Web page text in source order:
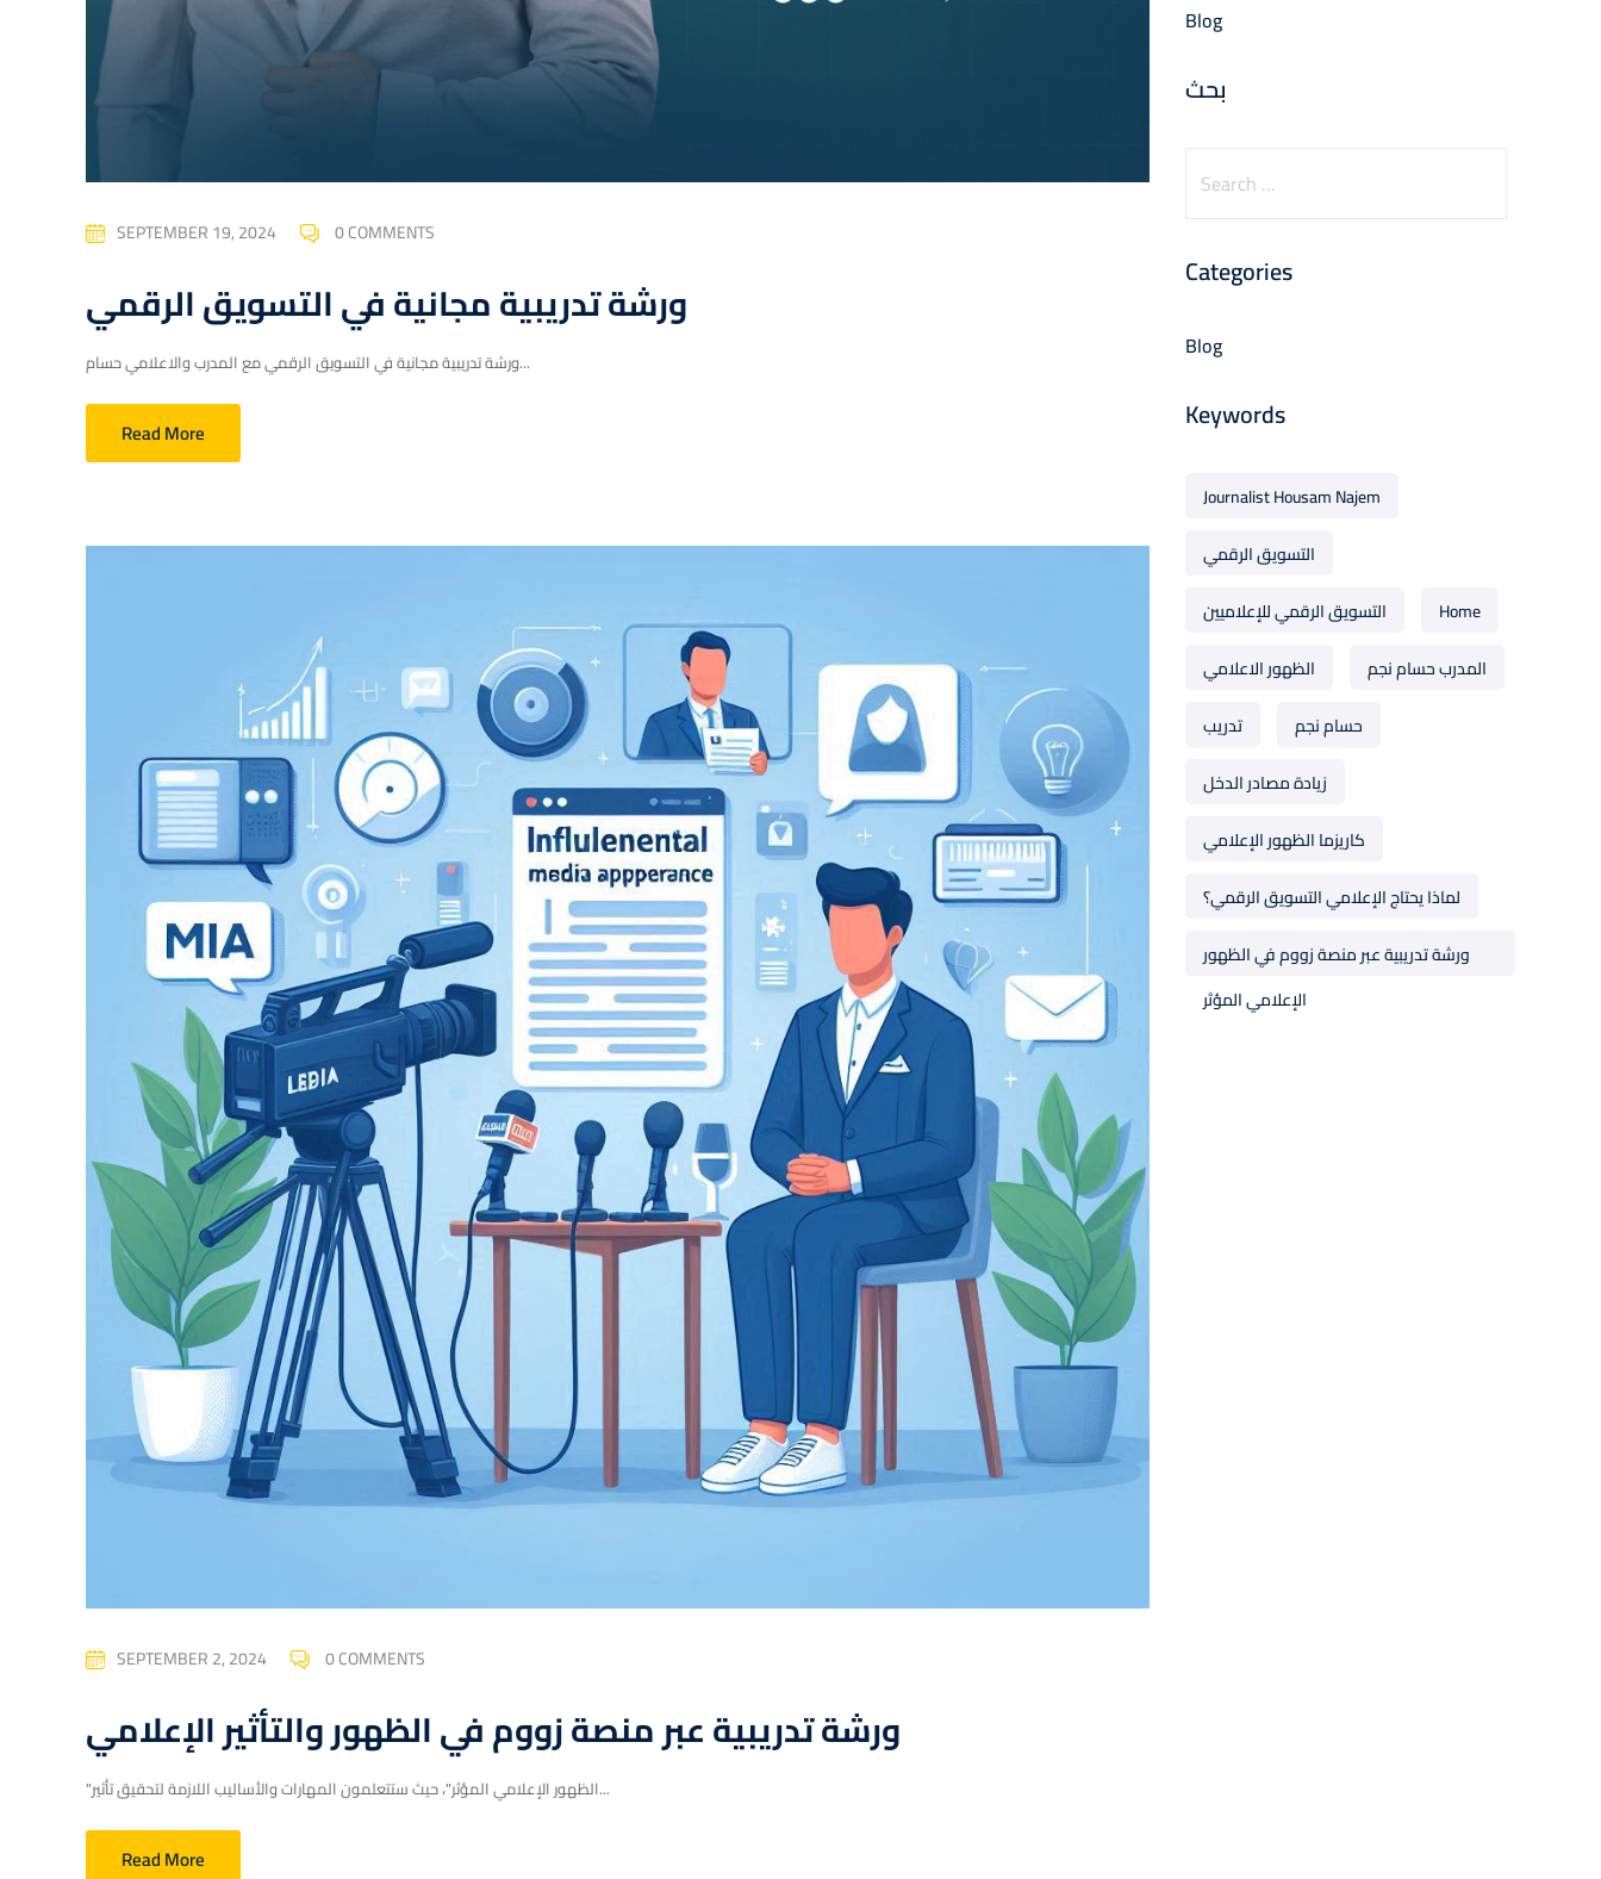
SEPTEMBER 19, 2024 0 COMMENTS
ورشة تدريبية مجانية في التسويق الرقمي
ورشة تدريبية مجانية في التسويق الرقمي مع المدرب والاعلامي حسام...
Read More
SEPTEMBER 2, 2024 0 COMMENTS
ورشة تدريبية عبر منصة زووم في الظهور والتأثير الإعلامي
"الظهور الإعلامي المؤثر"، حيث ستتعلمون المهارات والأساليب اللازمة لتحقيق تأثير...
Read More
Blog
بحث
Categories
Blog
Keywords
Journalist Housam Najem
التسويق الرقمي
التسويق الرقمي للإعلاميين
Home
الظهور الاعلامي
المدرب حسام نجم
تدريب
حسام نجم
زيادة مصادر الدخل
كاريزما الظهور الإعلامي
لماذا يحتاج الإعلامي التسويق الرقمي؟
ورشة تدريبية عبر منصة زووم في الظهور
الإعلامي المؤثر